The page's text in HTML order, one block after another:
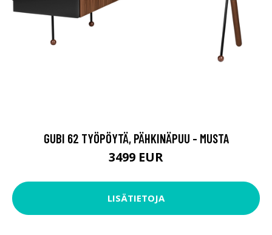
GUBI 62 TYÖPÖYTÄ, PÄHKINÄPUU - MUSTA
3499 EUR
LISÄTIETOJA